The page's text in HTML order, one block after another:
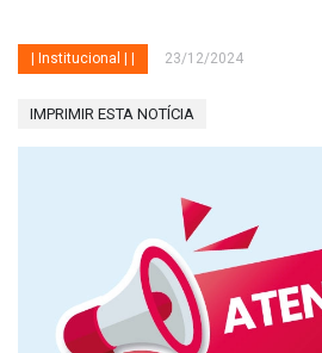
| Institucional | | 23/12/2024
IMPRIMIR ESTA NOTÍCIA